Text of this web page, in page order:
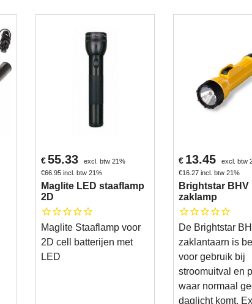
€55.33
excl. btw 21%
€66.95 incl. btw 21%
Maglite LED staaflamp
2D
Maglite Staaflamp voor
2D cell batterijen met
LED
€ 13.45
excl. btw
€16.27 incl. btw 21%
Brightstar BHV
zaklamp
De Brightstar
zaklantaarn is
voor gebruik bij
stroomuitval en
waar normaal
daglicht komt.